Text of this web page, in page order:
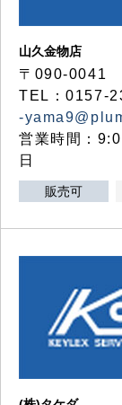
山久金物店
〒090-0041
TEL：0157-
-
営業時間：
日
販売可